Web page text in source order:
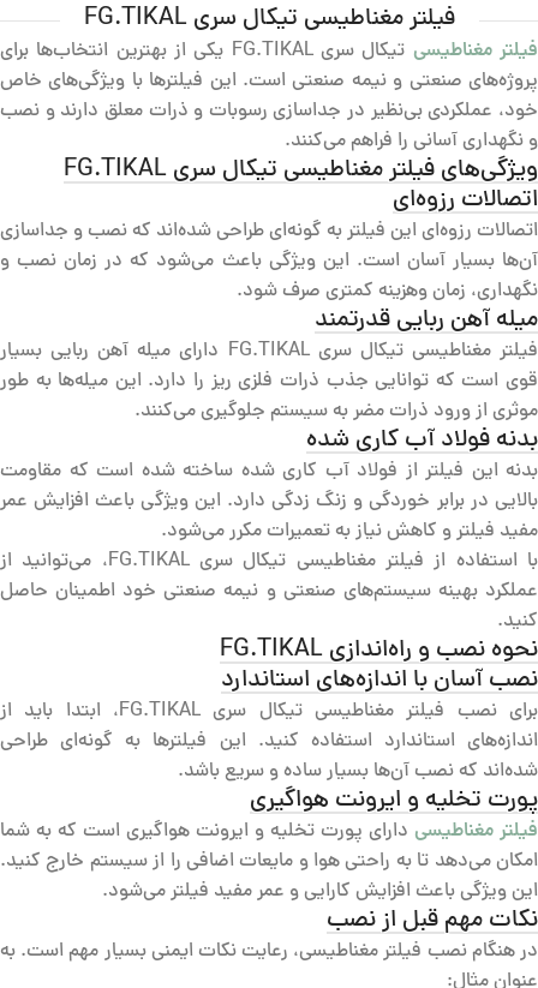
فیلتر مغناطیسی تیکال سری FG.TIKAL
فیلتر مغناطیسی
تیکال سری FG.TIKAL یکی از بهترین انتخاب‌ها برای
پروژه‌های صنعتی و نیمه صنعتی است. این فیلترها با ویژگی‌های خاص
خود، عملکردی بی‌نظیر در جداسازی رسوبات و ذرات معلق دارند و نصب
و نگهداری آسانی را فراهم می‌کنند.
ویژگی‌های فیلتر مغناطیسی تیکال سری FG.TIKAL
اتصالات رزوه‌ای
اتصالات رزوه‌ای این فیلتر به گونه‌ای طراحی شده‌اند که نصب و جداسازی
آن‌ها بسیار آسان است. این ویژگی باعث می‌شود که در زمان نصب و
نگهداری، زمان وهزینه کمتری صرف شود.
میله آهن ربایی قدرتمند
فیلتر مغناطیسی تیکال سری FG.TIKAL دارای میله آهن ربایی بسیار
قوی است که توانایی جذب ذرات فلزی ریز را دارد. این میله‌ها به طور
موثری از ورود ذرات مضر به سیستم جلوگیری می‌کنند.
بدنه فولاد آب کاری شده
بدنه این فیلتر از فولاد آب کاری شده ساخته شده است که مقاومت
بالایی در برابر خوردگی و زنگ زدگی دارد. این ویژگی باعث افزایش عمر
مفید فیلتر و کاهش نیاز به تعمیرات مکرر می‌شود.
با استفاده از فیلتر مغناطیسی تیکال سری FG.TIKAL، می‌توانید از
عملکرد بهینه سیستم‌های صنعتی و نیمه صنعتی خود اطمینان حاصل
کنید.
نحوه نصب و راه‌اندازی FG.TIKAL
نصب آسان با اندازه‌های استاندارد
برای نصب فیلتر مغناطیسی تیکال سری FG.TIKAL، ابتدا باید از
اندازه‌های استاندارد استفاده کنید. این فیلترها به گونه‌ای طراحی
شده‌اند که نصب آن‌ها بسیار ساده و سریع باشد.
پورت تخلیه و ایرونت هواگیری
فیلتر مغناطیسی دارای پورت تخلیه و ایرونت هواگیری است که به شما
امکان می‌دهد تا به راحتی هوا و مایعات اضافی را از سیستم خارج کنید.
این ویژگی باعث افزایش کارایی و عمر مفید فیلتر می‌شود.
نکات مهم قبل از نصب
در هنگام نصب فیلتر مغناطیسی، رعایت نکات ایمنی بسیار مهم است. به
عنوان مثال: